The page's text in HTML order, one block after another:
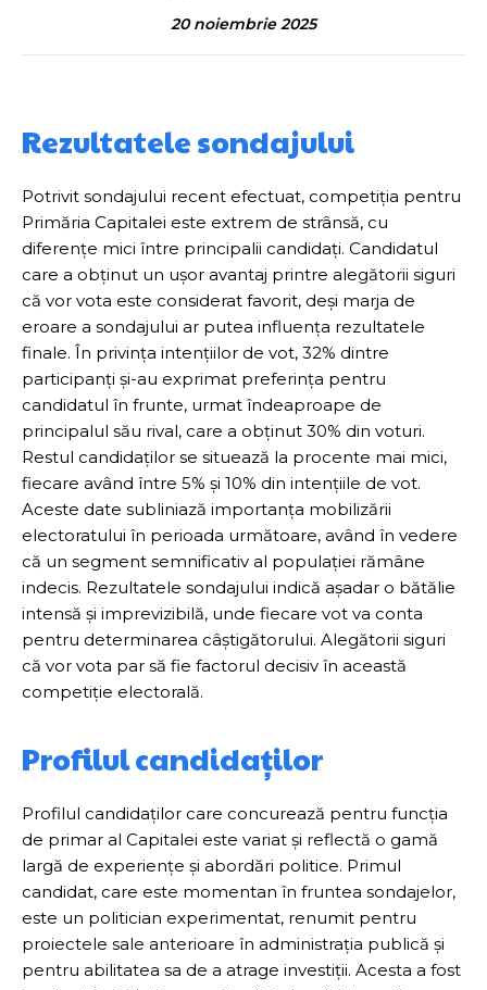
20 noiembrie 2025
Rezultatele sondajului
Potrivit sondajului recent efectuat, competiția pentru
Primăria Capitalei este extrem de strânsă, cu
diferențe mici între principalii candidați. Candidatul
care a obținut un ușor avantaj printre alegătorii siguri
că vor vota este considerat favorit, deși marja de
eroare a sondajului ar putea influența rezultatele
finale. În privința intențiilor de vot, 32% dintre
participanți și-au exprimat preferința pentru
candidatul în frunte, urmat îndeaproape de
principalul său rival, care a obținut 30% din voturi.
Restul candidaților se situează la procente mai mici,
fiecare având între 5% și 10% din intențiile de vot.
Aceste date subliniază importanța mobilizării
electoratului în perioada următoare, având în vedere
că un segment semnificativ al populației rămâne
indecis. Rezultatele sondajului indică așadar o bătălie
intensă și imprevizibilă, unde fiecare vot va conta
pentru determinarea câștigătorului. Alegătorii siguri
că vor vota par să fie factorul decisiv în această
competiție electorală.
Profilul candidaților
Profilul candidaților care concurează pentru funcția
de primar al Capitalei este variat și reflectă o gamă
largă de experiențe și abordări politice. Primul
candidat, care este momentan în fruntea sondajelor,
este un politician experimentat, renumit pentru
proiectele sale anterioare în administrația publică și
pentru abilitatea sa de a atrage investiții. Acesta a fost